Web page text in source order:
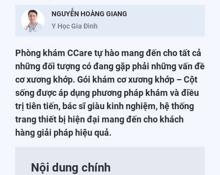
NGUYỄN HOÀNG GIANG
Y Học Gia Đình
Phòng khám CCare tự hào mang đến cho tất cả
những đối tượng có đang gặp phải những vấn đề
cơ xương khớp. Gói khám cơ xương khớp – Cột
sống được áp dụng phương pháp khám và điều
trị tiên tiến, bác sĩ giàu kinh nghiệm, hệ thống
trang thiết bị hiện đại mang đến cho khách
hàng giải pháp hiệu quả.
Nội dung chính